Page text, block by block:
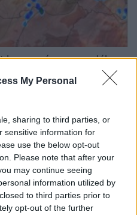
My Personal
sharing to third parties, or
sensitive information for
use the below opt-out
Please note that after your
may continue seeing
information utilized by
to third parties prior to
opt-out of the further
lesz az ég, csapadék
hőmérséklet értéke 18